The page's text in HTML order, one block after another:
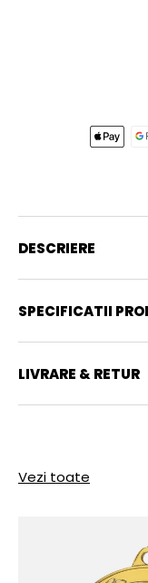
DESCRIERE
SPECIFICATII
LIVRARE & RETUR
Vezi toate